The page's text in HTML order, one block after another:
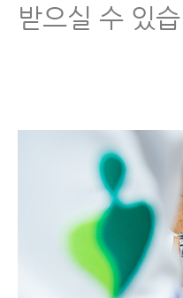
받으실 수 있